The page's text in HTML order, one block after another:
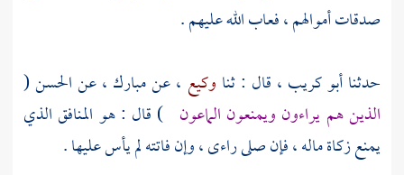
صدقات أموالهم ، فعاب الله عليهم .
حدثناأبو كريب ، قال : ثنا وكيع ، عنمبارك ، عنالحسن(
الذين هم يراءون ويمنعون الماعون ) قال : هو المنافق الذي
يمنع زكاة ماله ، فإن صلى راءى ، وإن فاتته لم يأس عليها .